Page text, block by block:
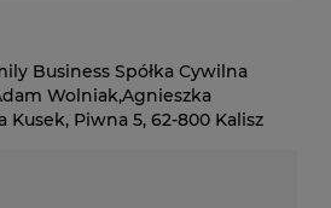
Business Spółka Cywilna
Wolniak,Agnieszka
Kusek, Piwna 5, 62-800 Kalisz